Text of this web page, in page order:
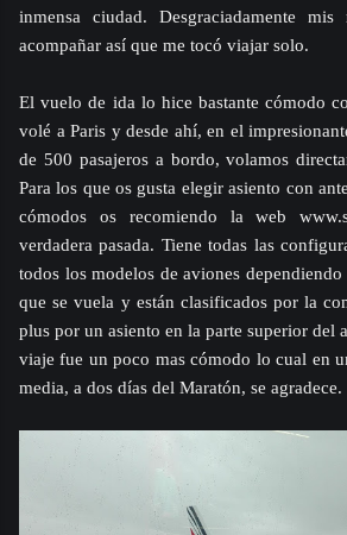
inmensa ciudad. Desgraciadamente
acompañar así que me tocó viajar solo.
El vuelo de ida lo hice bastante cómodo
volé a Paris y desde ahí, en el
de 500 pasajeros a bordo, volamos
Para los que os gusta elegir asiento con
cómodos os recomiendo la web
verdadera pasada. Tiene todas las
todos los modelos de aviones
que se vuela y están clasificados por la
plus por un asiento en la parte superior del
viaje fue un poco mas cómodo lo cual en u
media, a dos días del Maratón, se agradece.